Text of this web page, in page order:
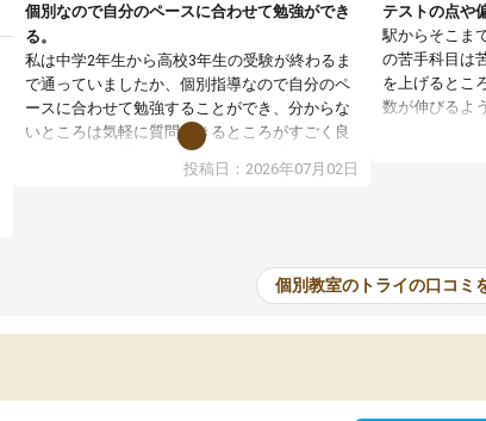
個別なので自分のペースに合わせて勉強ができ
る。
私は中学2年生から高校3年生の受験が終わるま
で通っていましたか、個別指導なので自分のペ
ースに合わせて勉強することができ、分からな
いところは気軽に質問できるところがすごく良
いところだと思いました。また、教科によって
専門の先生にも変えて貰えたので、わかりやす
近くに自分の担当の先生だったり、他の先生が
いるので分からないところをすぐに質問できる
投稿日：2026年07月02日
テストの点や
駅からそこま
の苦手科目は
を上げるとこ
数が伸びるよ
てくれました
でわからない
した。
個別教室のトライの口コミ